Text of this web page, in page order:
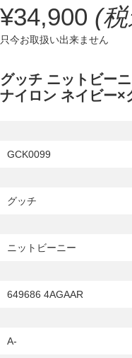
¥34,900 (
只今お取扱い出来ません
グッチ ニットビー
ナイロン ネイビー×
GCK0099
グッチ
ニットビーニー
649686 4AGAAR
A-